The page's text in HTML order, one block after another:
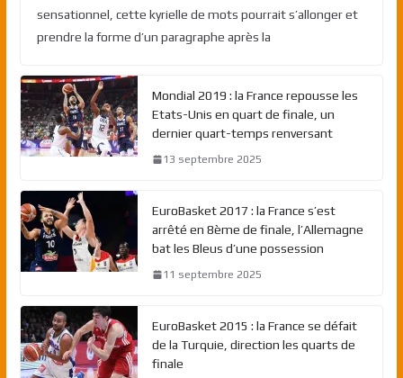
sensationnel, cette kyrielle de mots pourrait s’allonger et
prendre la forme d’un paragraphe après la
Mondial 2019 : la France repousse les
Etats-Unis en quart de finale, un
dernier quart-temps renversant
13 septembre 2025
EuroBasket 2017 : la France s’est
arrêté en 8ème de finale, l’Allemagne
bat les Bleus d’une possession
11 septembre 2025
EuroBasket 2015 : la France se défait
de la Turquie, direction les quarts de
finale